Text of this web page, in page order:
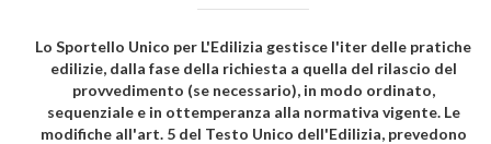
Lo Sportello Unico per L'Edilizia gestisce l'iter delle pratiche
edilizie, dalla fase della richiesta a quella del rilascio del
provvedimento (se necessario), in modo ordinato,
sequenziale e in ottemperanza alla normativa vigente. Le
modifiche all'art. 5 del Testo Unico dell'Edilizia, prevedono